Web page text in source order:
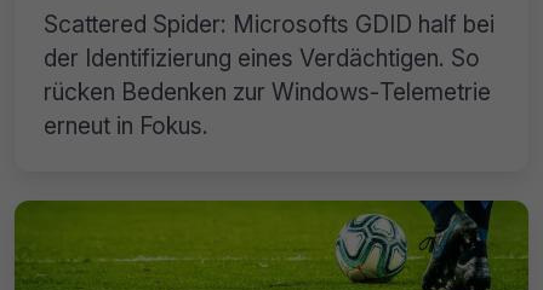
Scattered Spider: Microsofts GDID half bei
der Identifizierung eines Verdächtigen. So
rücken Bedenken zur Windows‑Telemetrie
erneut in Fokus.